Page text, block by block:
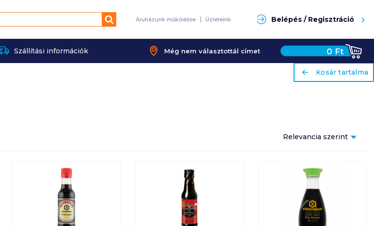
Keresés Áruházunk működése Üzleteink Belépés / Regisztráció
Szállítási információk Még nem választottál címet 0 Ft
ariaLabel
Kosár tartalma
Relevancia szerint
Népszerűség szerint
Ár szerint növekvő